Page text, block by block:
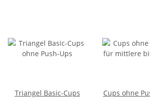
Triangel Basic-Cups
Cups ohne